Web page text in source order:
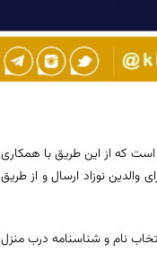
است که از این طریق با همکاری
ولادت صادر و به شکل بر خط به ثبت احوال منتقل می‌شود و کد ۹ رقمی برای والدین نوزاد ارسال و از طریق
نام و شناسنامه درب منزل